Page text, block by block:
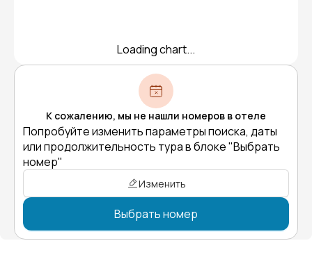
Loading chart...
К сожалению, мы не нашли номеров в отеле
Попробуйте изменить параметры поиска, даты
или продолжительность тура в блоке "Выбрать
номер"
Изменить
Выбрать номер